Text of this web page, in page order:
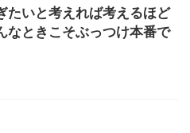
たいと考えれば考えるほど
なときこそぶっつけ本番で